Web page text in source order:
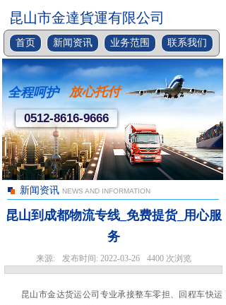
昆山市金達貨運有限公司
首页 新闻资讯 业务范围 联系我们
全程呵护 放心托付
0512-8616-9666
新闻资讯 NEWS AND INFORMATION
昆山到成都物流专线_免费提货_用心服
务
来源: 发布时间: 2022-03-26 4400 次浏览
昆山市金达货运公司专业承接整车零担、回程车快运